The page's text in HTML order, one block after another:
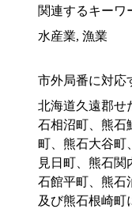
関連するキーワ
水産業, 漁業
市外局番に対応
北海道久遠郡せ
石相沼町、熊石
町、熊石大谷町
見日町、熊石関
石館平町、熊石
及び熊石根崎町